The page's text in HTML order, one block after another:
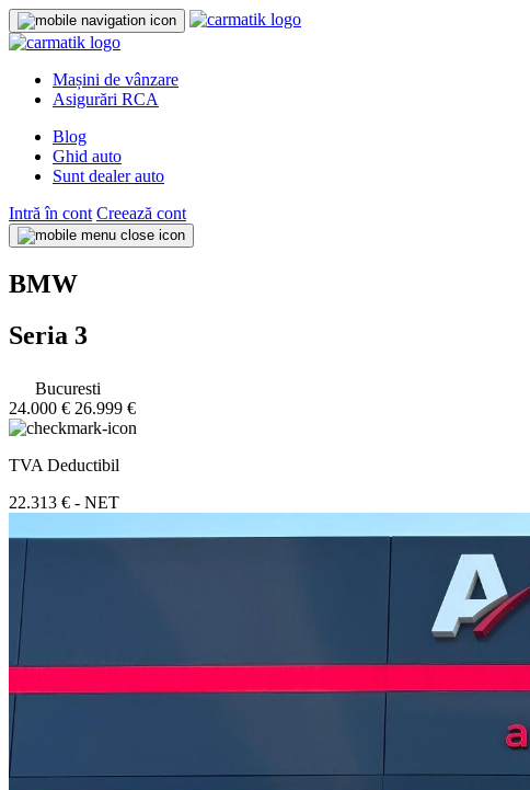
Mașini de vânzare
Asigurări RCA
Blog
Ghid auto
Sunt dealer auto
Intră în cont Creează cont
BMW
Seria 3
Bucuresti
24.000 € 26.999 €
TVA Deductibil
22.313 € - NET